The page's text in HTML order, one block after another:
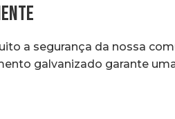
a segurança da nossa
galvanizado garante